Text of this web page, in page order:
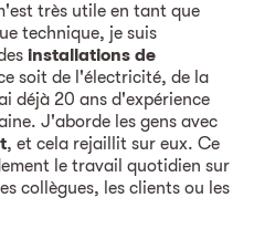
très utile en tant que
technique, je suis
installations de
soit de l'électricité, de la
déjà 20 ans d'expérience
J'aborde les gens avec
, et cela rejaillit sur eux. Ce
le travail quotidien sur
collègues, les clients ou les